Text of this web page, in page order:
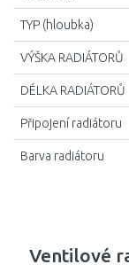
Ventilové
TYP (hloubka)
VÝŠKA RADIÁTORŮ
DÉLKA RADIÁTORŮ
Připojení radiátoru
Barva radiátoru